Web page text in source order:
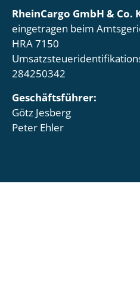
RheinCargo GmbH & Co.
eingetragen beim
HRA 7150
284250342
Geschäftsführer:
Götz Jesberg
Peter Ehler